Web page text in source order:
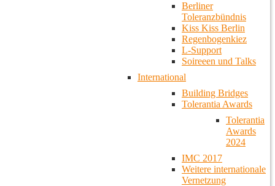
Berliner
Toleranzbündnis
Kiss Kiss Berlin
Regenbogenkiez
L-Support
Soireeen und Talks
International
Building Bridges
Tolerantia Awards
Tolerantia
Awards
2024
IMC 2017
Weitere internationale
Vernetzung